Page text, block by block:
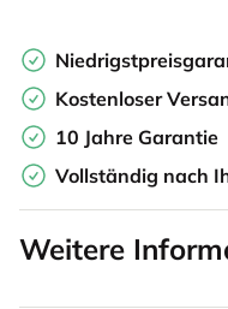
Kostenloser
10 Jahre Garantie
Vollständig nach
Weitere